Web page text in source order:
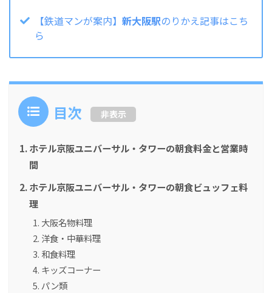
【鉄道マンが案内】 新大阪駅のりかえ記事はこち
ら
目次 非表示
ホテル京阪ユニバーサル・タワーの朝食料金と営業時
間
ホテル京阪ユニバーサル・タワーの朝食ビュッフェ料
理
大阪名物料理
洋食・中華料理
和食料理
キッズコーナー
パン類